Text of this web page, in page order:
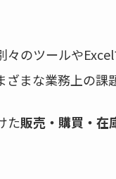
のツールや
まな業務上の課
た販売・購買・在